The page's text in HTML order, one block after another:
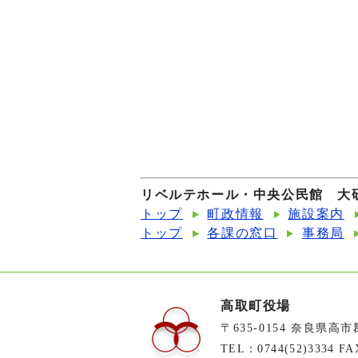
リベルテホール・中央公民館 大
トップ
町政情報
施設案内
トップ
各課の窓口 事務局
高取町役場
〒635-0154 奈良県高市
TEL：0744(52)3334